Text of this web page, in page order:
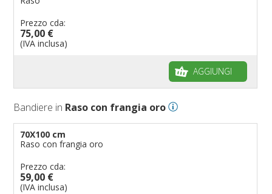
Prezzo cda:
75,00 €
(IVA inclusa)
AGGIUNGI
Bandiere in Raso con frangia oro
70X100 cm
Raso con frangia oro
Prezzo cda:
59,00 €
(IVA inclusa)